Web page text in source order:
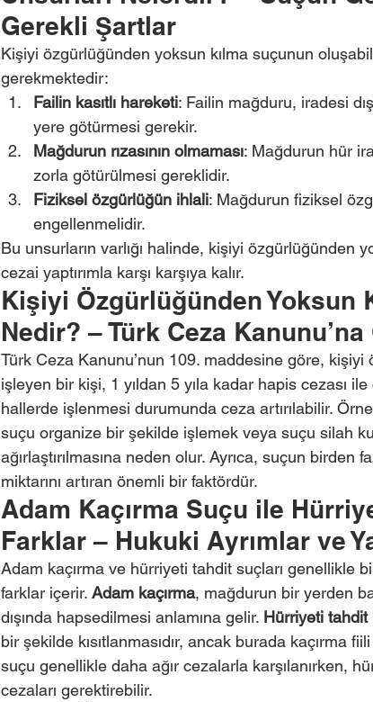
Gerekli Şartlar
Kişiyi özgürlüğünden yoksun kılma suçunun
gerekmektedir:
Failin kasıtlı hareketi: Failin mağduru, iradesi
yere götürmesi gerekir.
Mağdurun rızasının olmaması: Mağdurun hür
zorla götürülmesi gereklidir.
Fiziksel özgürlüğün ihlali: Mağdurun fiziksel
engellenmelidir.
Bu unsurların varlığı halinde, kişiyi özgürlüğünden
cezai yaptırımla karşı karşıya kalır.
Kişiyi Özgürlüğünden Yoksun
Nedir? – Türk Ceza
Türk Ceza Kanunu’nun 109. maddesine göre,
işleyen bir kişi, 1 yıldan 5 yıla kadar hapis cezası ile
hallerde işlenmesi durumunda ceza artırılabilir.
suçu organize bir şekilde işlemek veya suçu silah
ağırlaştırılmasına neden olur. Ayrıca, suçun birden
miktarını artıran önemli bir faktördür.
Adam Kaçırma Suçu ile
Farklar – Hukuki Ayrımlar ve
Adam kaçırma ve hürriyeti tahdit suçları genellikle
farklar içerir. Adam kaçırma, mağdurun bir yerden
dışında hapsedilmesi anlamına gelir. Hürriyeti tahdit
bir şekilde kısıtlanmasıdır, ancak burada kaçırma
suçu genellikle daha ağır cezalarla karşılanırken,
cezaları gerektirebilir.